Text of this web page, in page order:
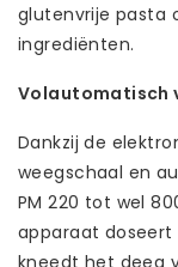
glutenvrije pasta
ingrediënten.
Volautomatisch
Dankzij de
weegschaal en
PM 220 tot wel
apparaat doseert
kneedt het deeg